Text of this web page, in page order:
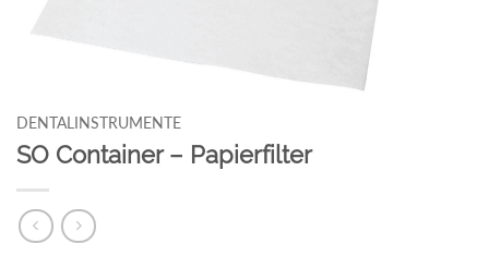
DENTALINSTRUMENTE
SO Container – Papierfilter